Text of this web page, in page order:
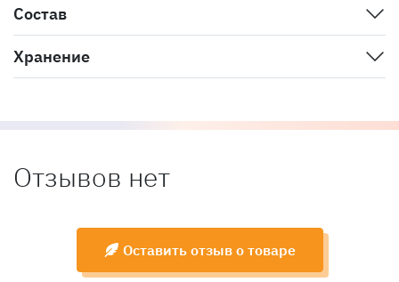
Состав
Хранение
Отзывов нет
Оставить отзыв о товаре